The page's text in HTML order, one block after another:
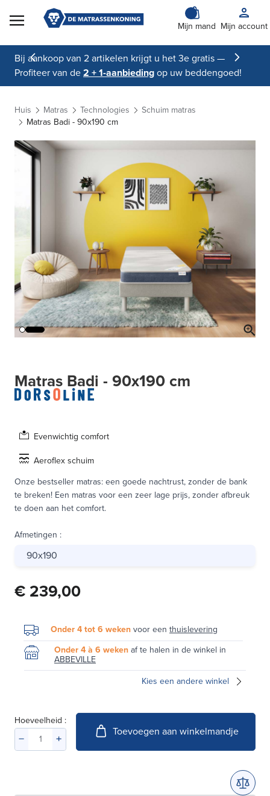
Skip to Content
Mijn mand Mijn account
Bij aankoop van 2 artikelen krijgt u het 3e gratis —
Profiteer van de2 + 1-aanbiedingop uw beddengoed!
Huis Matras Technologies
Schuim matras
Matras Badi - 90x190 cm
Matras Badi - 90x190 cm
Evenwichtig comfort
Aeroflex schuim
Onze bestseller matras: een goede nachtrust, zonder de bank
te breken! Een matras voor een zeer lage prijs, zonder afbreuk
te doen aan het comfort.
Afmetingen :
90x190
€ 239,00
Onder 4 tot 6 wekenvoor een thuislevering
Onder 4 à 6 wekenaf te halen in de winkel in
ABBEVILLE
Kies een andere winkel
Hoeveelheid :
Toevoegen aan winkelmandje